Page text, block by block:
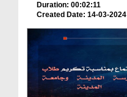
Duration: 00:02:11
Created Date: 14-03-2024